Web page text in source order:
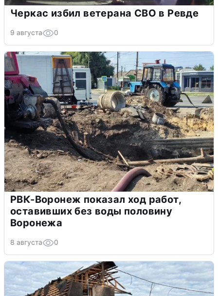
Черкас избил ветерана СВО в Ревде
9 августа 0
РВК-Воронеж показал ход работ,
оставивших без воды половину
Воронежа
8 августа 0